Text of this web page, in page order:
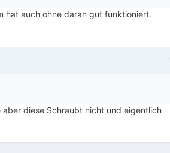
hat auch ohne daran gut funktioniert.
diese Schraubt nicht und eigentlich